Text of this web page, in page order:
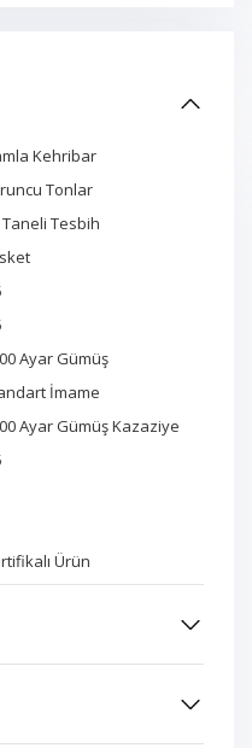
Kehribar
Tonlar
Taneli Tesbih
Ayar Gümüş
İmame
Ayar Gümüş Kazaziye
Ürün